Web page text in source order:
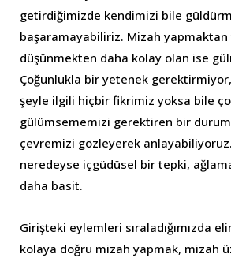
getirdiğimizde kendimizi bile
başaramayabiliriz. Mizah
düşünmekten daha kolay olan ise
Çoğunlukla bir yetenek
şeyle ilgili hiçbir fikrimiz yoksa bile
gülümsememizi gerektiren bir
çevremizi gözleyerek
neredeyse içgüdüsel bir tepki,
daha basit.
Girişteki eylemleri sıraladığımızda
kolaya doğru mizah yapmak, mizah